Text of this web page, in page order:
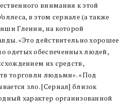
внимания к этой
в этом сериале (а также
Гленни, на которой
«Это действительно хорошее
одетых обеспеченных людей,
их средств,
торговли людьми». «Под
зло. [Сериал] близок
характер организованной